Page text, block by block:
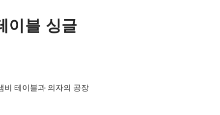
이블 싱글
비 테이블과 의자의 공장